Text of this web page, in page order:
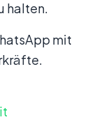
halten.
mit